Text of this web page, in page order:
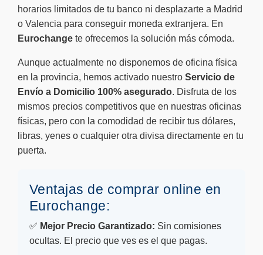
horarios limitados de tu banco ni desplazarte a Madrid
o Valencia para conseguir moneda extranjera. En
Eurochange te ofrecemos la solución más cómoda.
Aunque actualmente no disponemos de oficina física
en la provincia, hemos activado nuestro Servicio de
Envío a Domicilio 100% asegurado. Disfruta de los
mismos precios competitivos que en nuestras oficinas
físicas, pero con la comodidad de recibir tus dólares,
libras, yenes o cualquier otra divisa directamente en tu
puerta.
Ventajas de comprar online en
Eurochange:
✅ Mejor Precio Garantizado: Sin comisiones
ocultas. El precio que ves es el que pagas.